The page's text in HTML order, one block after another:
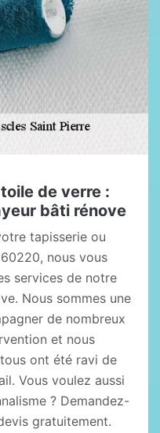
de verre :
bâti rénove
tapisserie ou
nous vous
services de notre
Nous sommes une
de nombreux
et nous
ont été ravi de
Vous voulez aussi
? Demandez-
gratuitement.